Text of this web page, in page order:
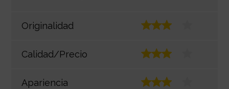
Originalidad
Calidad/Precio
Apariencia